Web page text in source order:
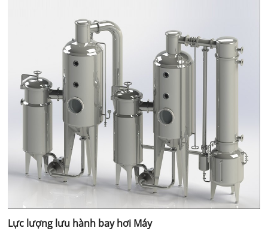
Lực lượng lưu hành bay hơi Máy